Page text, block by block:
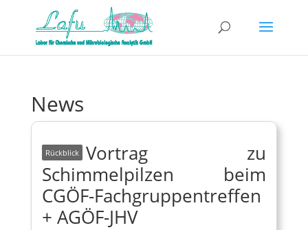
News
Vortrag zu
Schimmelpilzen beim
CGÖF-Fachgruppentreffen
+ AGÖF-JHV